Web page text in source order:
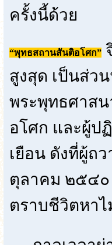
ครั้งนี้ด้วย
“พุทธสถานสันติอโศก”
สูงสุด เป็นส่ว
พระพุทธศาสน
อโศก และผู้ป
เยือน ดังที่ผู้ถ
ตุลาคม ๒๕๔๐
ตราบชีวิตหาไ